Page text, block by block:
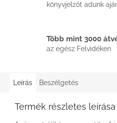
könyvjelzőt adunk
Több mint 3000
az egész Felvidéken
Leírás Beszélgetés
Termék részletes leírása